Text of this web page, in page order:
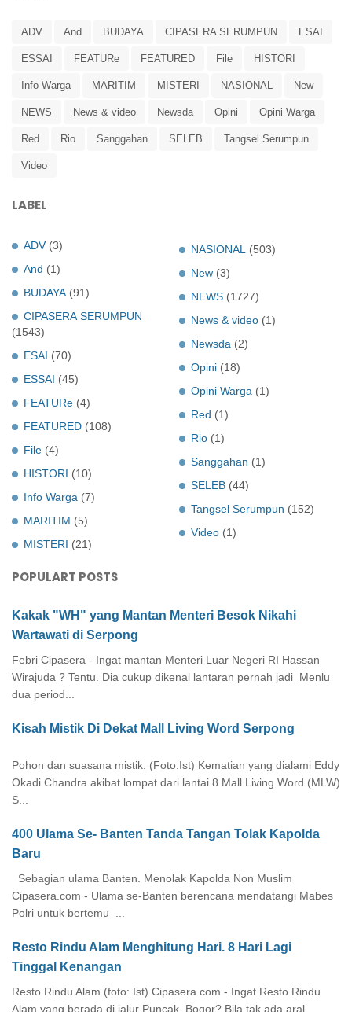
ADV And BUDAYA CIPASERA SERUMPUN ESAI
ESSAI FEATURe FEATURED File HISTORI
Info Warga MARITIM MISTERI NASIONAL New
NEWS News & video Newsda Opini Opini Warga
Red Rio Sanggahan SELEB Tangsel Serumpun
Video
LABEL
ADV (3)
And (1)
BUDAYA (91)
CIPASERA SERUMPUN
(1543)
ESAI (70)
ESSAI (45)
FEATURe (4)
FEATURED (108)
File (4)
HISTORI (10)
Info Warga (7)
MARITIM (5)
MISTERI (21)
NASIONAL
(503)
New (3)
NEWS (1727)
News & video (1)
Newsda (2)
Opini (18)
Opini Warga (1)
Red (1)
Rio (1)
Sanggahan (1)
SELEB (44)
Tangsel Serumpun (152)
Video (1)
POPULART POSTS
Kakak "WH" yang Mantan Menteri Besok Nikahi
Wartawati di Serpong
Febri Cipasera - Ingat mantan Menteri Luar Negeri RI Hassan
Wirajuda ? Tentu. Dia cukup dikenal lantaran pernah jadi Menlu
dua period...
Kisah Mistik Di Dekat Mall Living Word Serpong
Pohon dan suasana mistik. (Foto:Ist) Kematian yang dialami Eddy
Okadi Chandra akibat lompat dari lantai 8 Mall Living Word (MLW)
S...
400 Ulama Se- Banten Tanda Tangan Tolak Kapolda
Baru
Sebagian ulama Banten. Menolak Kapolda Non Muslim
Cipasera.com - Ulama se-Banten berencana mendatangi Mabes
Polri untuk bertemu ...
Resto Rindu Alam Menghitung Hari. 8 Hari Lagi
Tinggal Kenangan
Resto Rindu Alam (foto: Ist) Cipasera.com - Ingat Resto Rindu
Alam yang berada di jalur Puncak, Bogor? Bila tak ada aral